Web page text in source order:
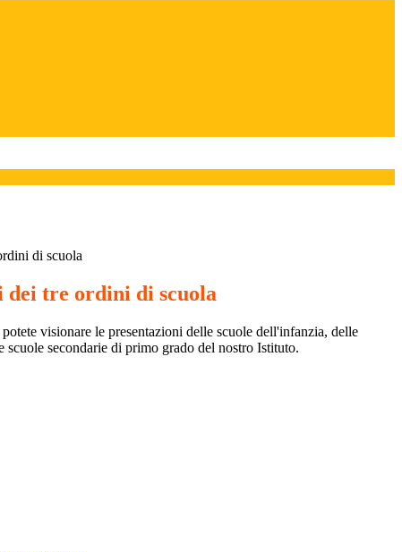
di scuola
dei tre ordini di scuola
visionare le presentazioni delle scuole dell'infanzia, delle
scuole secondarie di primo grado del nostro Istituto.